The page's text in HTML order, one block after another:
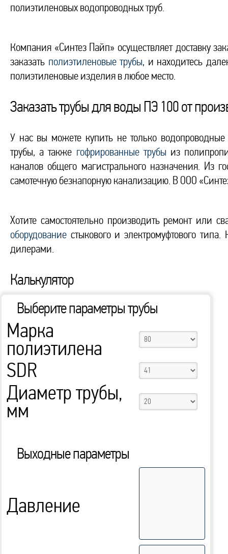
полиэтиленовых водопроводных труб.
Компания «Синтез Пайп» осуществляет доставку
заказать полиэтиленовые трубы, и находитесь
полиэтиленовые изделия в любое место.
Заказать трубы для воды ПЭ 100 от
У нас вы можете купить не только
трубы, а также гофрированные трубы из
каналов общего магистрального назначения. Из
самотечную безнапорную канализацию. В ООО
Хотите самостоятельно производить ремонт или
оборудование стыкового и электромуфтового
дилерами.
Калькулятор
Выберите параметры трубы
Марка
полиэтилена
SDR
Диаметр трубы,
мм
Выходные параметры
Давление